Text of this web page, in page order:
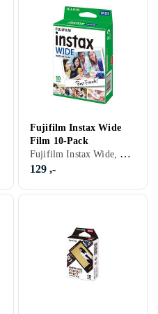
Fujifilm Instax Wide
Film 10-Pack
Fujifilm Instax Wide, Farge
129 ,-